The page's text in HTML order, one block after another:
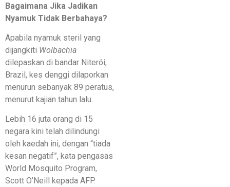
Bagaimana Jika Jadikan
Nyamuk Tidak Berbahaya?
Apabila nyamuk steril yang
dijangkiti Wolbachia
dilepaskan di bandar Niterói,
Brazil, kes denggi dilaporkan
menurun sebanyak 89 peratus,
menurut kajian tahun lalu.
Lebih 16 juta orang di 15
negara kini telah dilindungi
oleh kaedah ini, dengan “tiada
kesan negatif”, kata pengasas
World Mosquito Program,
Scott O’Neill kepada AFP.